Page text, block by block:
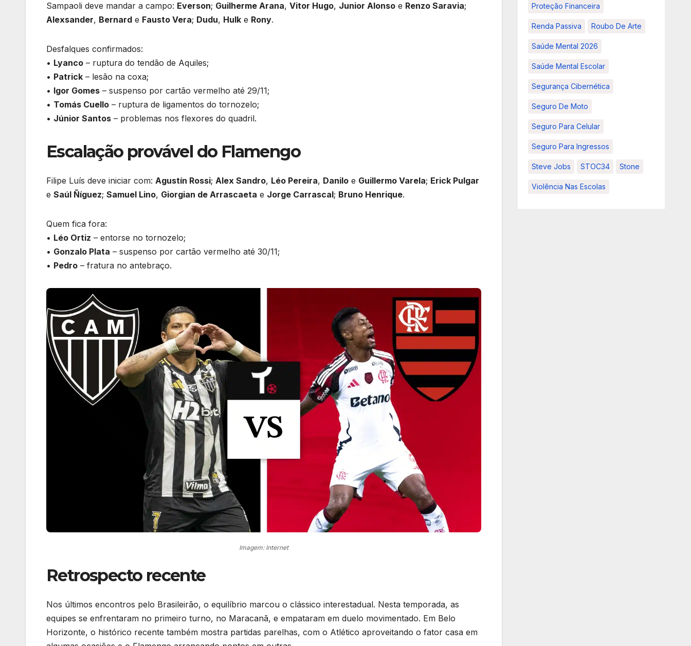
Sampaoli deve mandar a campo: Everson; Guilherme Arana, Vitor Hugo, Junior Alonso e Renzo Saravia;
Alexsander, Bernard e Fausto Vera; Dudu, Hulk e Rony.
Desfalques confirmados:
• Lyanco – ruptura do tendão de Aquiles;
• Patrick – lesão na coxa;
• Igor Gomes – suspenso por cartão vermelho até 29/11;
• Tomás Cuello – ruptura de ligamentos do tornozelo;
• Júnior Santos – problemas nos flexores do quadril.
Escalação provável do Flamengo
Filipe Luís deve iniciar com: Agustín Rossi; Alex Sandro, Léo Pereira, Danilo e Guillermo Varela; Erick Pulgar
e Saúl Ñíguez; Samuel Lino, Giorgian de Arrascaeta e Jorge Carrascal; Bruno Henrique.
Quem fica fora:
• Léo Ortiz – entorse no tornozelo;
• Gonzalo Plata – suspenso por cartão vermelho até 30/11;
• Pedro – fratura no antebraço.
Imagem: Internet
Retrospecto recente
Nos últimos encontros pelo Brasileirão, o equilíbrio marcou o clássico interestadual. Nesta temporada, as
equipes se enfrentaram no primeiro turno, no Maracanã, e empataram em duelo movimentado. Em Belo
Horizonte, o histórico recente também mostra partidas parelhas, com o Atlético aproveitando o fator casa em
Proteção Financeira
Renda Passiva Roubo De Arte
Saúde Mental 2026
Saúde Mental Escolar
Segurança Cibernética
Seguro De Moto
Seguro Para Celular
Seguro Para Ingressos
Steve Jobs STOC34 Stone
Violência Nas Escolas